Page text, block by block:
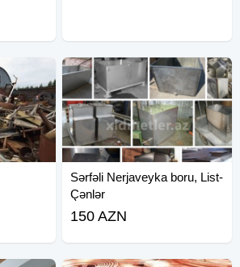
Sərfəli Nerjaveyka boru, List-
Çənlər
150 AZN